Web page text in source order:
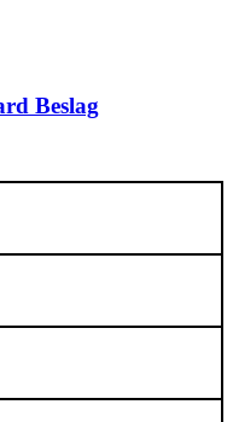
Beslag